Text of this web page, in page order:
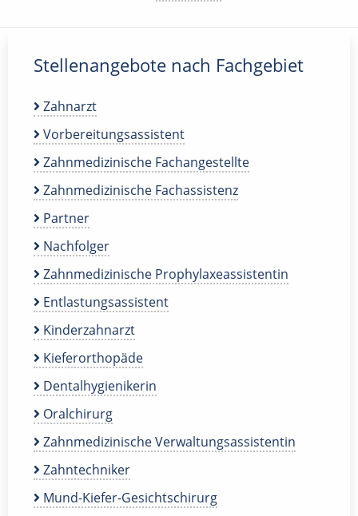
Stellenangebote nach Fachgebiet
Zahnarzt
Vorbereitungsassistent
Zahnmedizinische Fachangestellte
Zahnmedizinische Fachassistenz
Partner
Nachfolger
Zahnmedizinische Prophylaxeassistentin
Entlastungsassistent
Kinderzahnarzt
Kieferorthopäde
Dentalhygienikerin
Oralchirurg
Zahnmedizinische Verwaltungsassistentin
Zahntechniker
Mund-Kiefer-Gesichtschirurg